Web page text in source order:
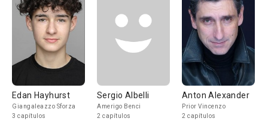
Edan Hayhurst
Giangaleazzo Sforza
3 capítulos
Sergio Albelli
Amerigo Benci
2 capítulos
Anton Alexander
Prior Vincenzo
2 capítulos